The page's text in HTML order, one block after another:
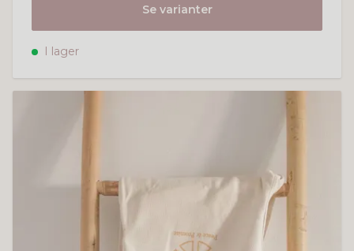
Se varianter
I lager